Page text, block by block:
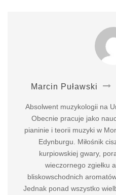
Marcin Puławski
Absolwent muzykologii na
Obecnie pracuje jako
pianinie i teorii muzyki w
Edynburgu. Miłośnik
kurpiowskiej gwary,
wieczornego zgiełku
bliskowschodnich
Jednak ponad wszystko